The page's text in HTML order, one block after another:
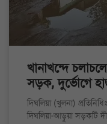
খানাখন্দে
সড়ক, দুর্ভোগে
দিঘলিয়া (খুলনা)
দিঘলিয়া-আড়ুয়া সড়কটি